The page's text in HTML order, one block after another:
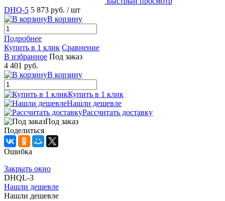
DHQ-5 5 873 руб. / шт
В корзину
Подробнее
Купить в 1 клик Сравнение
В избранное Под заказ
4 401 руб.
В корзину
Купить в 1 клик
Нашли дешевле
Рассчитать доставку
Под заказ
Поделиться
Ошибка
Закрыть окно
DHQL-3
Нашли дешевле
Нашли дешевле